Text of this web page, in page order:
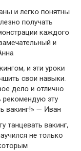
и легко понятны
получать
каждого
и
и эти уроки
свои навыки.
дело и отлично
рекомендую эту
вакинг!» — Иван
танцевать вакинг,
не только